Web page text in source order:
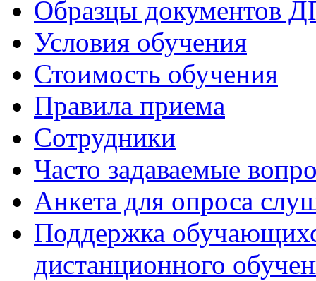
Образцы документов
Условия обучения
Стоимость обучения
Правила приема
Сотрудники
Часто задаваемые
Анкета для опроса
Поддержка
дистанционного